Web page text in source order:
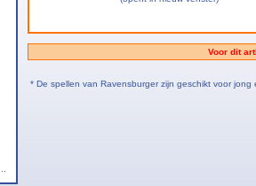
Voor dit
* De spellen van Ravensburger zijn geschikt voor jong